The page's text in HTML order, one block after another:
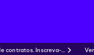
Inscreva-s